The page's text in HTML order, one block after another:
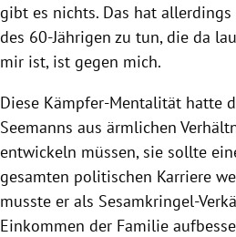
gibt es nichts. Das hat
des 60-Jährigen zu tun, die da
mir ist, ist gegen mich.
Diese Kämpfer-Mentalität hatte
Seemanns aus ärmlichen
entwickeln müssen, sie sollte
gesamten politischen Karriere
musste er als Sesamkringel-
Einkommen der Familie